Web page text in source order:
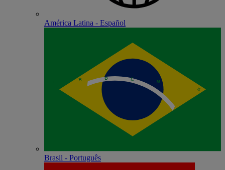
América Latina - Español
Brasil - Português